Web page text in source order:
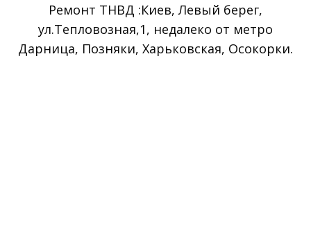
Ремонт ТНВД :Киев, Левый берег,
ул.Тепловозная,1, недалеко от метро
Дарница, Позняки, Харьковская, Осокорки.